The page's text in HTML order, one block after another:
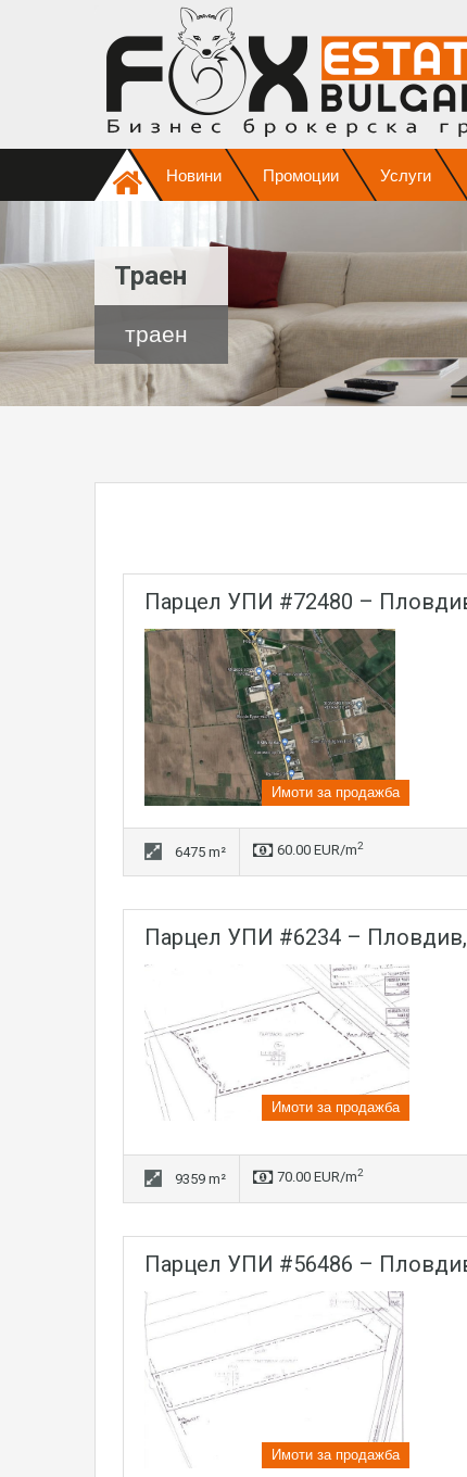
Новини Промоции Услуги
Траен
траен
парцел УПИ #72480 –
Имоти за продажба
6475 m² 60.00 EUR/m2
парцел УПИ #6234 –
Имоти за продажба
9359 m² 70.00 EUR/m2
парцел УПИ #56486 –
Имоти за продажба